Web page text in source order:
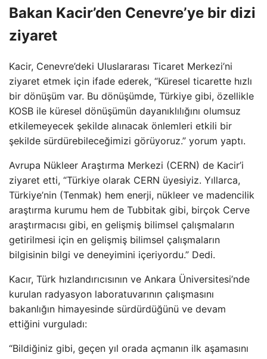
Bakan Kacir’den Cenevre’ye bir dizi
ziyaret
Kacir, Cenevre’deki Uluslararası Ticaret Merkezi’ni
ziyaret etmek için ifade ederek, “Küresel ticarette hızlı
bir dönüşüm var. Bu dönüşümde, Türkiye gibi, özellikle
KOSB ile küresel dönüşümün dayanıklılığını olumsuz
etkilemeyecek şekilde alınacak önlemleri etkili bir
şekilde sürdürebileceğimizi görüyoruz.” yorum yaptı.
Avrupa Nükleer Araştırma Merkezi (CERN) de Kacir’i
ziyaret etti, “Türkiye olarak CERN üyesiyiz. Yıllarca,
Türkiye’nin (Tenmak) hem enerji, nükleer ve madencilik
araştırma kurumu hem de Tubbitak gibi, birçok Cerve
araştırmacısı gibi, en gelişmiş bilimsel çalışmaların
getirilmesi için en gelişmiş bilimsel çalışmaların
bilgisinin bilgi ve deneyimini içeriyordu.” Dedi.
Kacır, Türk hızlandırıcısının ve Ankara Üniversitesi’nde
kurulan radyasyon laboratuvarının çalışmasını
bakanlığın himayesinde sürdürdüğünü ve devam
ettiğini vurguladı:
“Bildiğiniz gibi, geçen yıl orada açmanın ilk aşamasını